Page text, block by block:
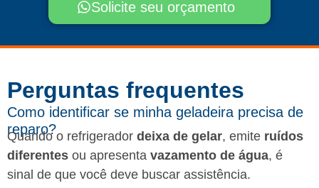
Solicite seu orçamento
Perguntas frequentes​
Como identificar se minha geladeira precisa de
reparo?
Quando o refrigerador deixa de gelar, emite ruídos
diferentes ou apresenta vazamento de água, é
sinal de que você deve buscar assistência.